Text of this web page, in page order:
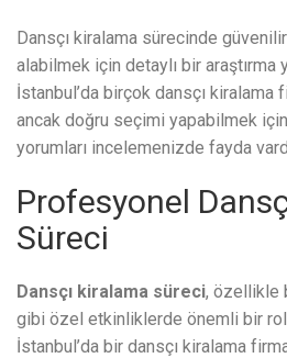
Dansçı kiralama sürecinde
alabilmek için detaylı bir araştırma
İstanbul’da birçok dansçı kiralama
ancak doğru seçimi yapabilmek
yorumları incelemenizde fayda
Profesyonel
Süreci
Dansçı kiralama süreci, özellikle
gibi özel etkinliklerde önemli bir rol
İstanbul’da bir dansçı kiralama